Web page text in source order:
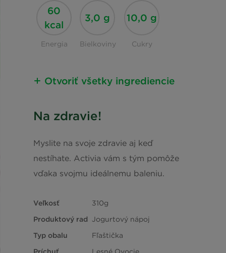
60
kcal
Energia
3,0 g
Bielkoviny
10,0 g
Cukry
Otvoriť všetky ingrediencie
Tuky 0,9 g
Sacharidy
z toho Cukry
Na zdravie!
Myslite na svoje zdravie aj keď
nestíhate. Activia vám s tým pomôže
vďaka svojmu ideálnemu baleniu.
Veľkosť
310g
Produktový rad Jogurtový nápoj
Typ obalu
Fľaštička